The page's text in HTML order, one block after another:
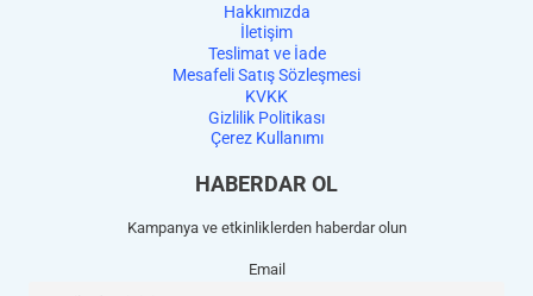
Hakkımızda
İletişim
Teslimat ve İade
Mesafeli Satış Sözleşmesi
KVKK
Gizlilik Politikası
Çerez Kullanımı
HABERDAR OL
Kampanya ve etkinliklerden haberdar olun
Email